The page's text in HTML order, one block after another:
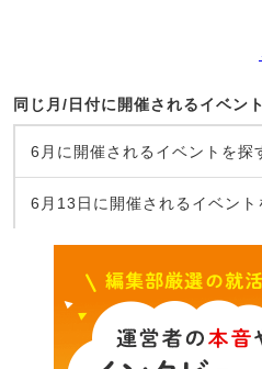
同じ月/日付に開催されるイベン
6月に開催されるイベントを探
6月13日に開催されるイベント